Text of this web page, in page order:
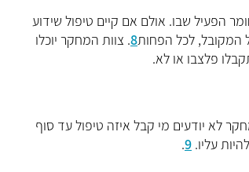
הפעיל שבו. אולם אם קיים טיפול שידוע
המקובל, לכל הפחות8. צוות המחקר יוכלו
פלצבו או לא.
לא יודעים מי קבל איזה טיפול עד סוף
עליו. 9
.